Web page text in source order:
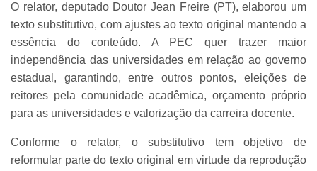
O relator, deputado Doutor Jean Freire (PT), elaborou um
texto substitutivo, com ajustes ao texto original mantendo a
essência do conteúdo. A PEC quer trazer maior
independência das universidades em relação ao governo
estadual, garantindo, entre outros pontos, eleições de
reitores pela comunidade acadêmica, orçamento próprio
para as universidades e valorização da carreira docente.
Conforme o relator, o substitutivo tem objetivo de
reformular parte do texto original em virtude da reprodução